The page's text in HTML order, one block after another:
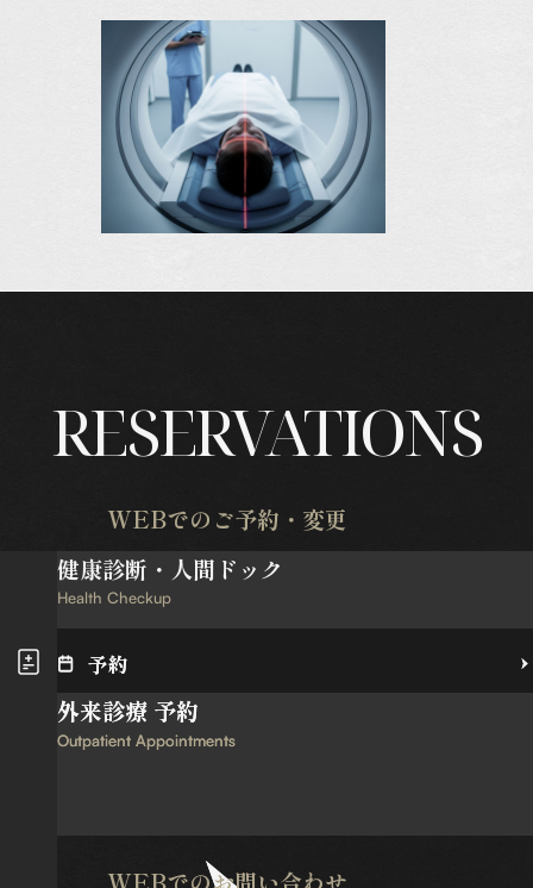
RESERVATIONS
WEBでのご予約・変更
健康診断・人間ドック
Health Checkup
予約
予約
予約変更
予約変更
外来診療 予約
外来診療 予約
Outpatient Appointments
Outpatient Appointments